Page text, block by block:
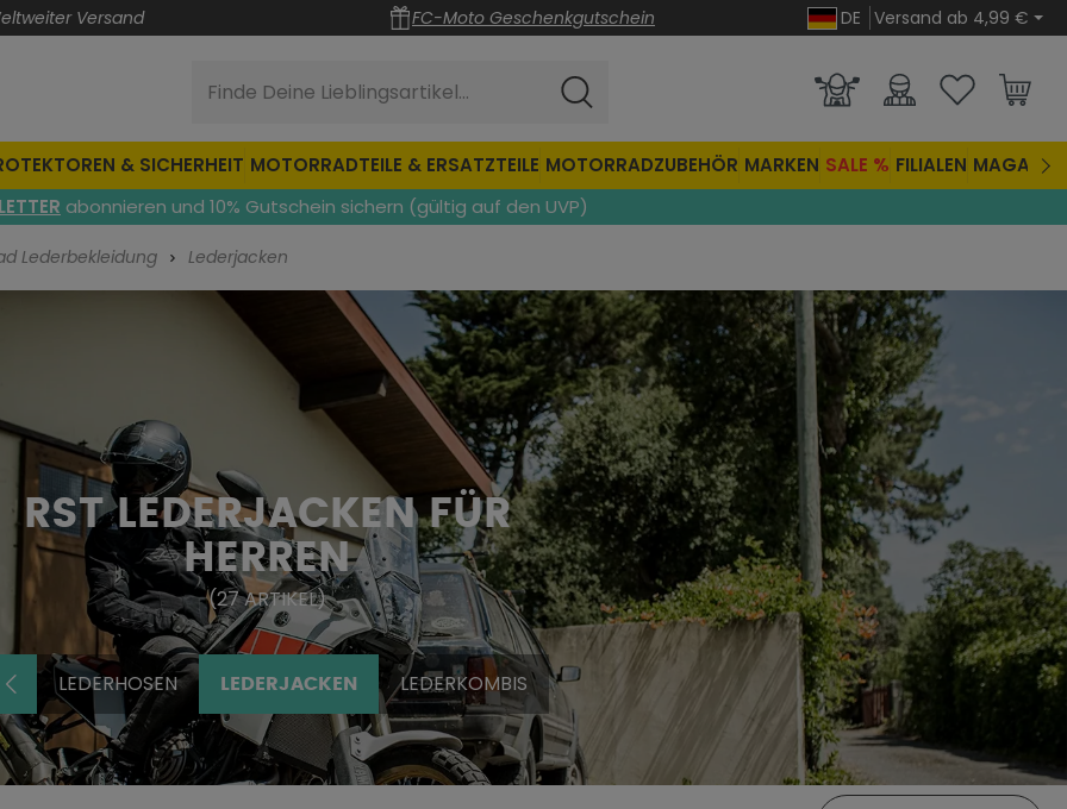
Versand FC-Moto Geschenkgutschein DE Versand ab 4,99 €
Finde Deine Lieblingsartikel...
& SICHERHEIT MOTORRADTEILE & ERSATZTEILE MOTORRADZUBEHÖR MARKEN SALE % FILIALEN MAGAZIN
abonnieren und 10% Gutschein sichern (gültig auf den UVP)
Lederbekleidung Lederjacken
RST LEDERJACKEN FÜR
HERREN
(27ARTIKEL)
LEDERHOSEN LEDERJACKEN LEDERKOMBIS